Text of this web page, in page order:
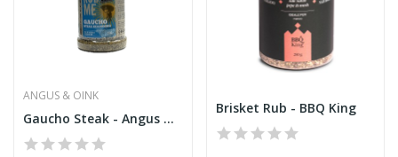
ANGUS & OINK
Gaucho Steak - Angus & Oink 200 gr
Brisket Rub - BBQ King